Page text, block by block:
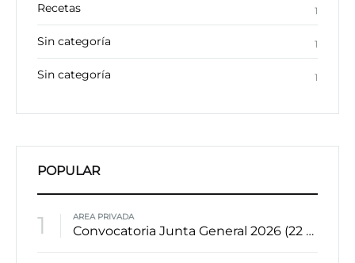
Recetas 1
Sin categoría 1
Sin categoría 1
POPULAR
1 AREA PRIVADA
Convocatoria Junta General 2026 (22 Junio 2026)